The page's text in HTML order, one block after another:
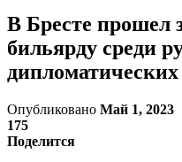
В Бресте прошел
бильярду среди
Опубликовано Май 1, 2023
175
Поделится